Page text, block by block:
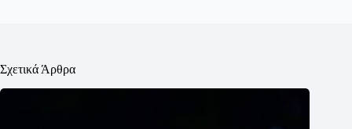
Σχετικά Άρθρα